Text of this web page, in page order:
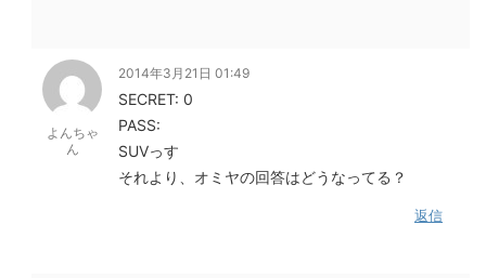
よんちゃ
ん
2014年3月21日 01:49
SECRET: 0
PASS:
SUVっす
それより、オミヤの回答はどうなってる？
返信